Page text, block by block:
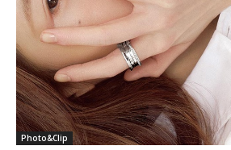
Photo&Clip